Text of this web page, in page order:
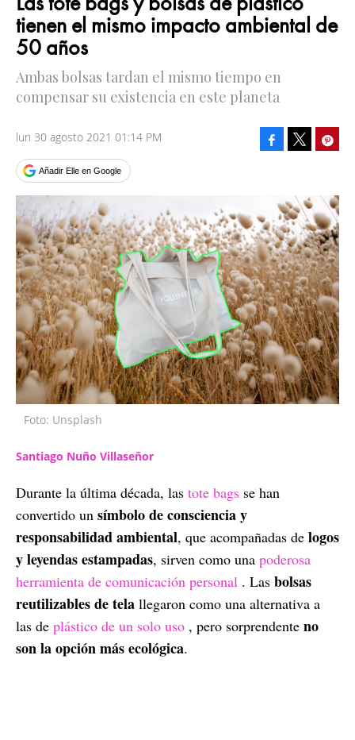
tienen el mismo impacto ambiental de
50 años
Ambas bolsas tardan el mismo tiempo en
compensar su existencia en este planeta
lun 30 agosto 2021 01:14 PM
Añadir Elle en Google
Facebook
Foto: Unsplash
Santiago Nuño Villaseñor
Durante la última década, las tote bags se han
convertido un símbolo de consciencia y
responsabilidad ambiental, que acompañadas de logos
y leyendas estampadas, sirven como una poderosa
herramienta de comunicación personal . Las bolsas
reutilizables de tela llegaron como una alternativa a
las de plástico de un solo uso , pero sorprendente no
son la opción más ecológica.